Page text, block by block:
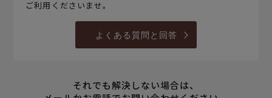
ご利用くださいませ。
よくある質問と回答
それでも解決しない場合は、